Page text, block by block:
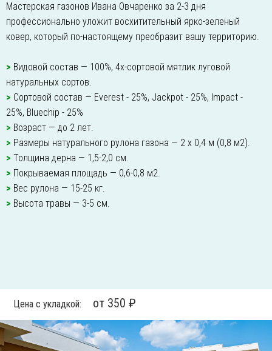
Мастерская газонов Ивана Овчаренко за 2-3 дня
профессионально уложит восхитительный ярко-зеленый
ковер, который по-настоящему преобразит вашу территорию.
> Видовой состав — 100%, 4х-сортовой мятлик луговой
натуральных сортов.
> Сортовой состав — Everest - 25%, Jackpot - 25%, Impact -
25%, Bluechip - 25%
> Возраст — до 2 лет.
> Размеры натурального рулона газона — 2 х 0,4 м (0,8 м2).
> Толщина дерна — 1,5-2,0 см.
> Покрываемая площадь — 0,6-0,8 м2.
> Вес рулона — 15-25 кг.
> Высота травы — 3-5 см.
Цена с укладкой: от 350 ₽